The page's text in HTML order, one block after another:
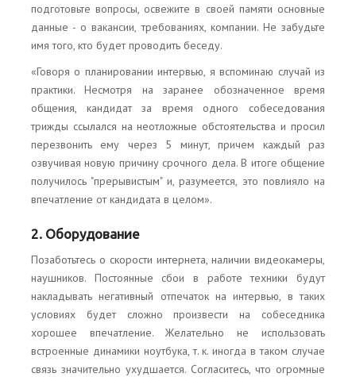
подготовьте вопросы, освежите в своей памяти основные
данные - о вакансии, требованиях, компании. Не забудьте
имя того, кто будет проводить беседу.
«Говоря о планировании интервью, я вспоминаю случай из
практики. Несмотря на заранее обозначенное время
общения, кандидат за время одного собеседования
трижды ссылался на неотложные обстоятельства и просил
перезвонить ему через 5 минут, причем каждый раз
озвучивая новую причину срочного дела. В итоге общение
получилось "прерывистым" и, разумеется, это повлияло на
впечатление от кандидата в целом».
2. Оборудование
Позаботьтесь о скорости интернета, наличии видеокамеры,
наушников. Постоянные сбои в работе техники будут
накладывать негативный отпечаток на интервью, в таких
условиях будет сложно произвести на собеседника
хорошее впечатление. Желательно не использовать
встроенные динамики ноутбука, т. к. иногда в таком случае
связь значительно ухудшается. Согласитесь, что огромные